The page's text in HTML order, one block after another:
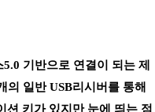
기반으로 연결이 되는 제
의 일반 USB리시버를 통해
션 키가 있지만 눈에 띄는 점